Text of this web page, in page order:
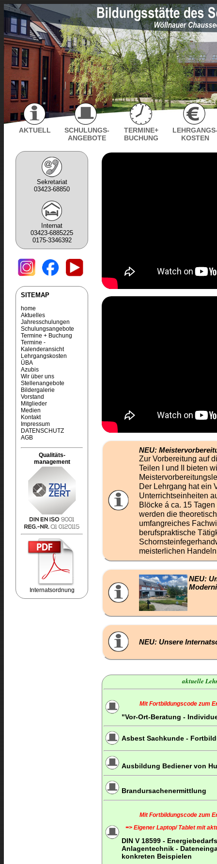
AKTUELL
SCHULUNGS-
ANGEBOTE
TERMINE+
BUCHUNG
KOSTEN
Sekretariat
03423-68850
Internat
03423-6885225
0175-3346392
SITEMAP
home
Aktuelles
Jahresschulungen
Schulungsangebote
Termine + Buchung
Termine -
Kalenderansicht
Lehrgangskosten
ÜBA
Azubis
Wir über uns
Stellenangebote
Bildergalerie
Vorstand
Mitglieder
Medien
Kontakt
Impressum
DATENSCHUTZ
AGB
Qualitäts-
management
Internatsordnung
NEU:
Zur Vorbereitung auf
Teilen I und II bieten
Der Lehrgang hat ein
Unterrichtseinheiten
Blöcke á ca. 15
werden die
umfangreiches
berufspraktische
meisterlichen
NEU:
NEU: Unsere
aktuelle
Mit Fortbildungscode zum
"Vor-Ort-Beratung -
Asbest Sachkunde -
Ausbildung Bediener von
Brandursachenermittlung
Mit Fortbildungscode zum
=> Eigener Laptop/ Tablet mit
DIN V 18599 -
Anlagentechnik -
konkreten Beispielen